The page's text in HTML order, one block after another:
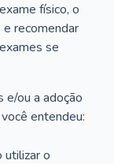
físico, o
recomendar
se
e/ou a adoção
entendeu:
utilizar o